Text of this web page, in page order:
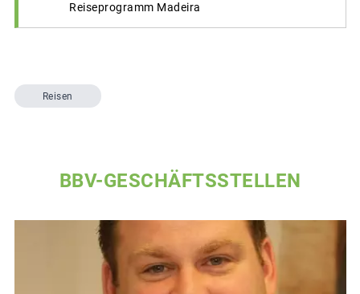
Reiseprogramm Madeira
Reisen
BBV-GESCHÄFTSSTELLEN